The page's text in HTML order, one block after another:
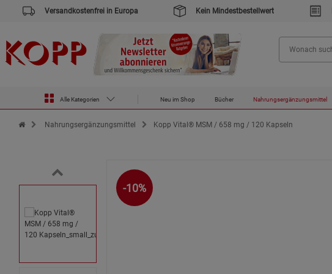
Versandkostenfrei in Europa Kein Mindestbestellwert
Alle Kategorien Neu im Shop Bücher Nahrungsergänzungsmittel
Zur Startseite des Kopp Verlag Online-Shop
Nahrungsergänzungsmittel Kopp Vital® MSM / 658 mg / 120 Kapseln
-10%